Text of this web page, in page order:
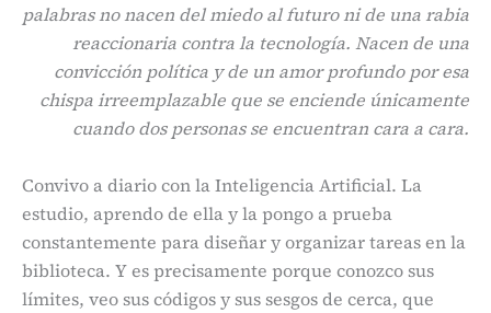
palabras no nacen del miedo al futuro ni de una rabia
reaccionaria contra la tecnología. Nacen de una
convicción política y de un amor profundo por esa
chispa irreemplazable que se enciende únicamente
cuando dos personas se encuentran cara a cara.
Convivo a diario con la Inteligencia Artificial. La
estudio, aprendo de ella y la pongo a prueba
constantemente para diseñar y organizar tareas en la
biblioteca. Y es precisamente porque conozco sus
límites, veo sus códigos y sus sesgos de cerca, que